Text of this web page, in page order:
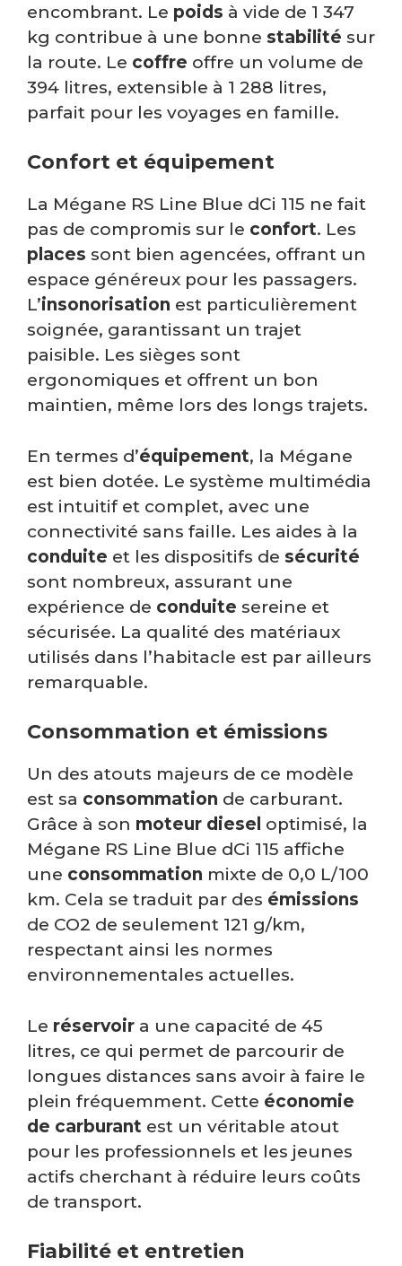
encombrant. Le poids à vide de 1 347
kg contribue à une bonne stabilité sur
la route. Le coffre offre un volume de
394 litres, extensible à 1 288 litres,
parfait pour les voyages en famille.
Confort et équipement
La Mégane RS Line Blue dCi 115 ne fait
pas de compromis sur le confort. Les
places sont bien agencées, offrant un
espace généreux pour les passagers.
L’insonorisation est particulièrement
soignée, garantissant un trajet
paisible. Les sièges sont
ergonomiques et offrent un bon
maintien, même lors des longs trajets.
En termes d’équipement, la Mégane
est bien dotée. Le système multimédia
est intuitif et complet, avec une
connectivité sans faille. Les aides à la
conduite et les dispositifs de sécurité
sont nombreux, assurant une
expérience de conduite sereine et
sécurisée. La qualité des matériaux
utilisés dans l’habitacle est par ailleurs
remarquable.
Consommation et émissions
Un des atouts majeurs de ce modèle
est sa consommation de carburant.
Grâce à son moteur diesel optimisé, la
Mégane RS Line Blue dCi 115 affiche
une consommation mixte de 0,0 L/100
km. Cela se traduit par des émissions
de CO2 de seulement 121 g/km,
respectant ainsi les normes
environnementales actuelles.
Le réservoir a une capacité de 45
litres, ce qui permet de parcourir de
longues distances sans avoir à faire le
plein fréquemment. Cette économie
de carburant est un véritable atout
pour les professionnels et les jeunes
actifs cherchant à réduire leurs coûts
de transport.
Fiabilité et entretien